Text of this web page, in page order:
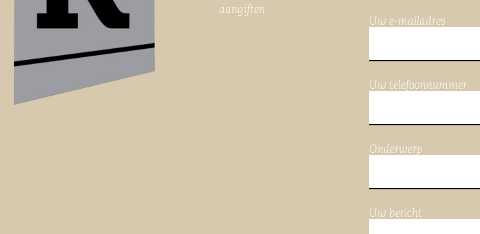
aangiften
Uw e-mailadres
Uw telefoonnummer
Onderwerp
Uw bericht